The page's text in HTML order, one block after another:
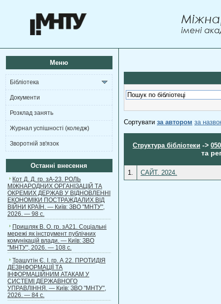
Меню
Бібліотека
Документи
Розклад занять
Журнал успішності (коледж)
Зворотній зв'язок
Останні внесення
Кот Д. Д. гр. зА-23. РОЛЬ
МІЖНАРОДНИХ ОРГАНІЗАЦІЙ ТА
ОКРЕМИХ ДЕРЖАВ У ВІДНОВЛЕННІ
ЕКОНОМІКИ ПОСТРАЖДАЛИХ ВІД
ВІЙНИ КРАЇН. — Київ: ЗВО "МНТУ",
2026. — 98 с.
Пришляк В. О. гр. зА21. Соціальні
мережі як інструмент публічних
комунікацій влади. — Київ: ЗВО
"МНТУ", 2026. — 108 с.
Трашутін Є. І. гр. А 22. ПРОТИДІЯ
ДЕЗІНФОРМАЦІЇ ТА
ІНФОРМАЦІЙНИМ АТАКАМ У
СИСТЕМІ ДЕРЖАВНОГО
УПРАВЛІННЯ. — Київ: ЗВО "МНТУ",
2026. — 84 с.
Сортувати за автором за
Структура бібліотеки ->
та
1. САЙТ. 2024.